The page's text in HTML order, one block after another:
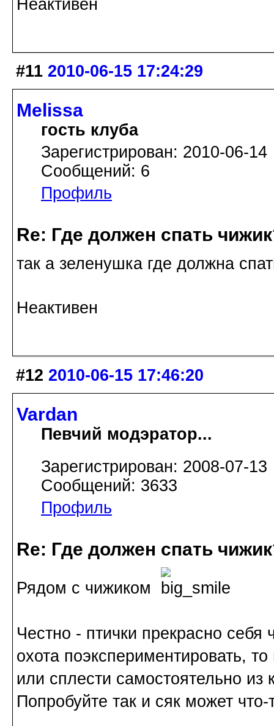
Неактивен
#11 2010-06-15 17:24:29
Melissa
гость клуба
Зарегистрирован: 2010-06-14
Сообщений: 6
Профиль
Re: Где должен спать
так а зеленушка где должна
Неактивен
#12 2010-06-15 17:46:20
Vardan
Певчий модэратор...
Зарегистрирован: 2008-07-13
Сообщений: 3633
Профиль
Re: Где должен спать
Рядом с чижиком
Честно - птички прекрасно
охота поэкспериментировать,
или сплести самостоятельно из
Попробуйте так и сяк может